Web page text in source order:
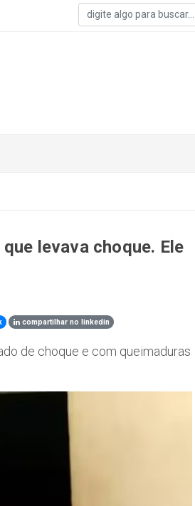
levava choque. Ele
compartilhar no linkedin
de choque e com queimaduras